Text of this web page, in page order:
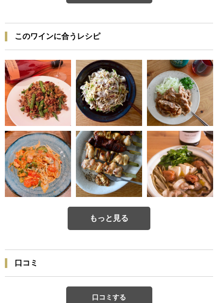
このワインに合うレシピ
もっと見る
口コミ
口コミする